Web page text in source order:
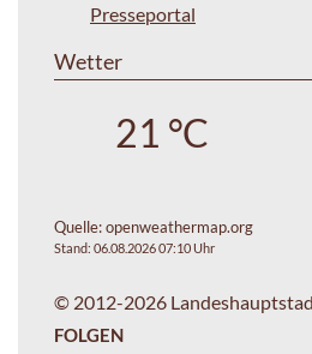
Presseportal
Wetter
21 °C
Quelle:openweathermap.org
Stand: 06.08.2026 07:10 Uhr
© 2012-2026
FOLGEN